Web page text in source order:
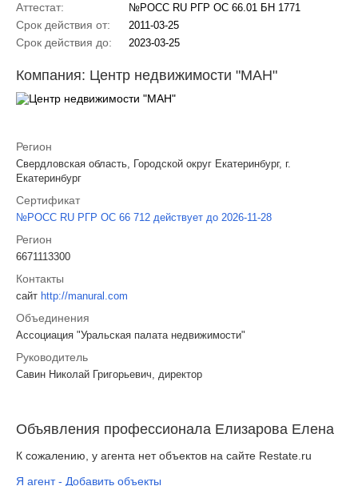
Аттестат: №РОСС RU РГР ОС 66.01 БН 1771
Срок действия от: 2011-03-25
Срок действия до: 2023-03-25
Компания: Центр недвижимости "МАН"
Регион
Свердловская область, Городской округ Екатеринбург, г.
Екатеринбург
Сертификат
№РОСС RU РГР ОС 66 712 действует до 2026-11-28
Регион
6671113300
Контакты
сайт http://manural.com
Объединения
Ассоциация "Уральская палата недвижимости"
Руководитель
Савин Николай Григорьевич, директор
Объявления профессионала Елизарова Елена
К сожалению, у агента нет объектов на сайте Restate.ru
Я агент - Добавить объекты